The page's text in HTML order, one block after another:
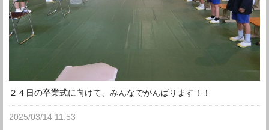
２４日の卒業式に向けて、みんなでがんばります！！
2025/03/14 11:53